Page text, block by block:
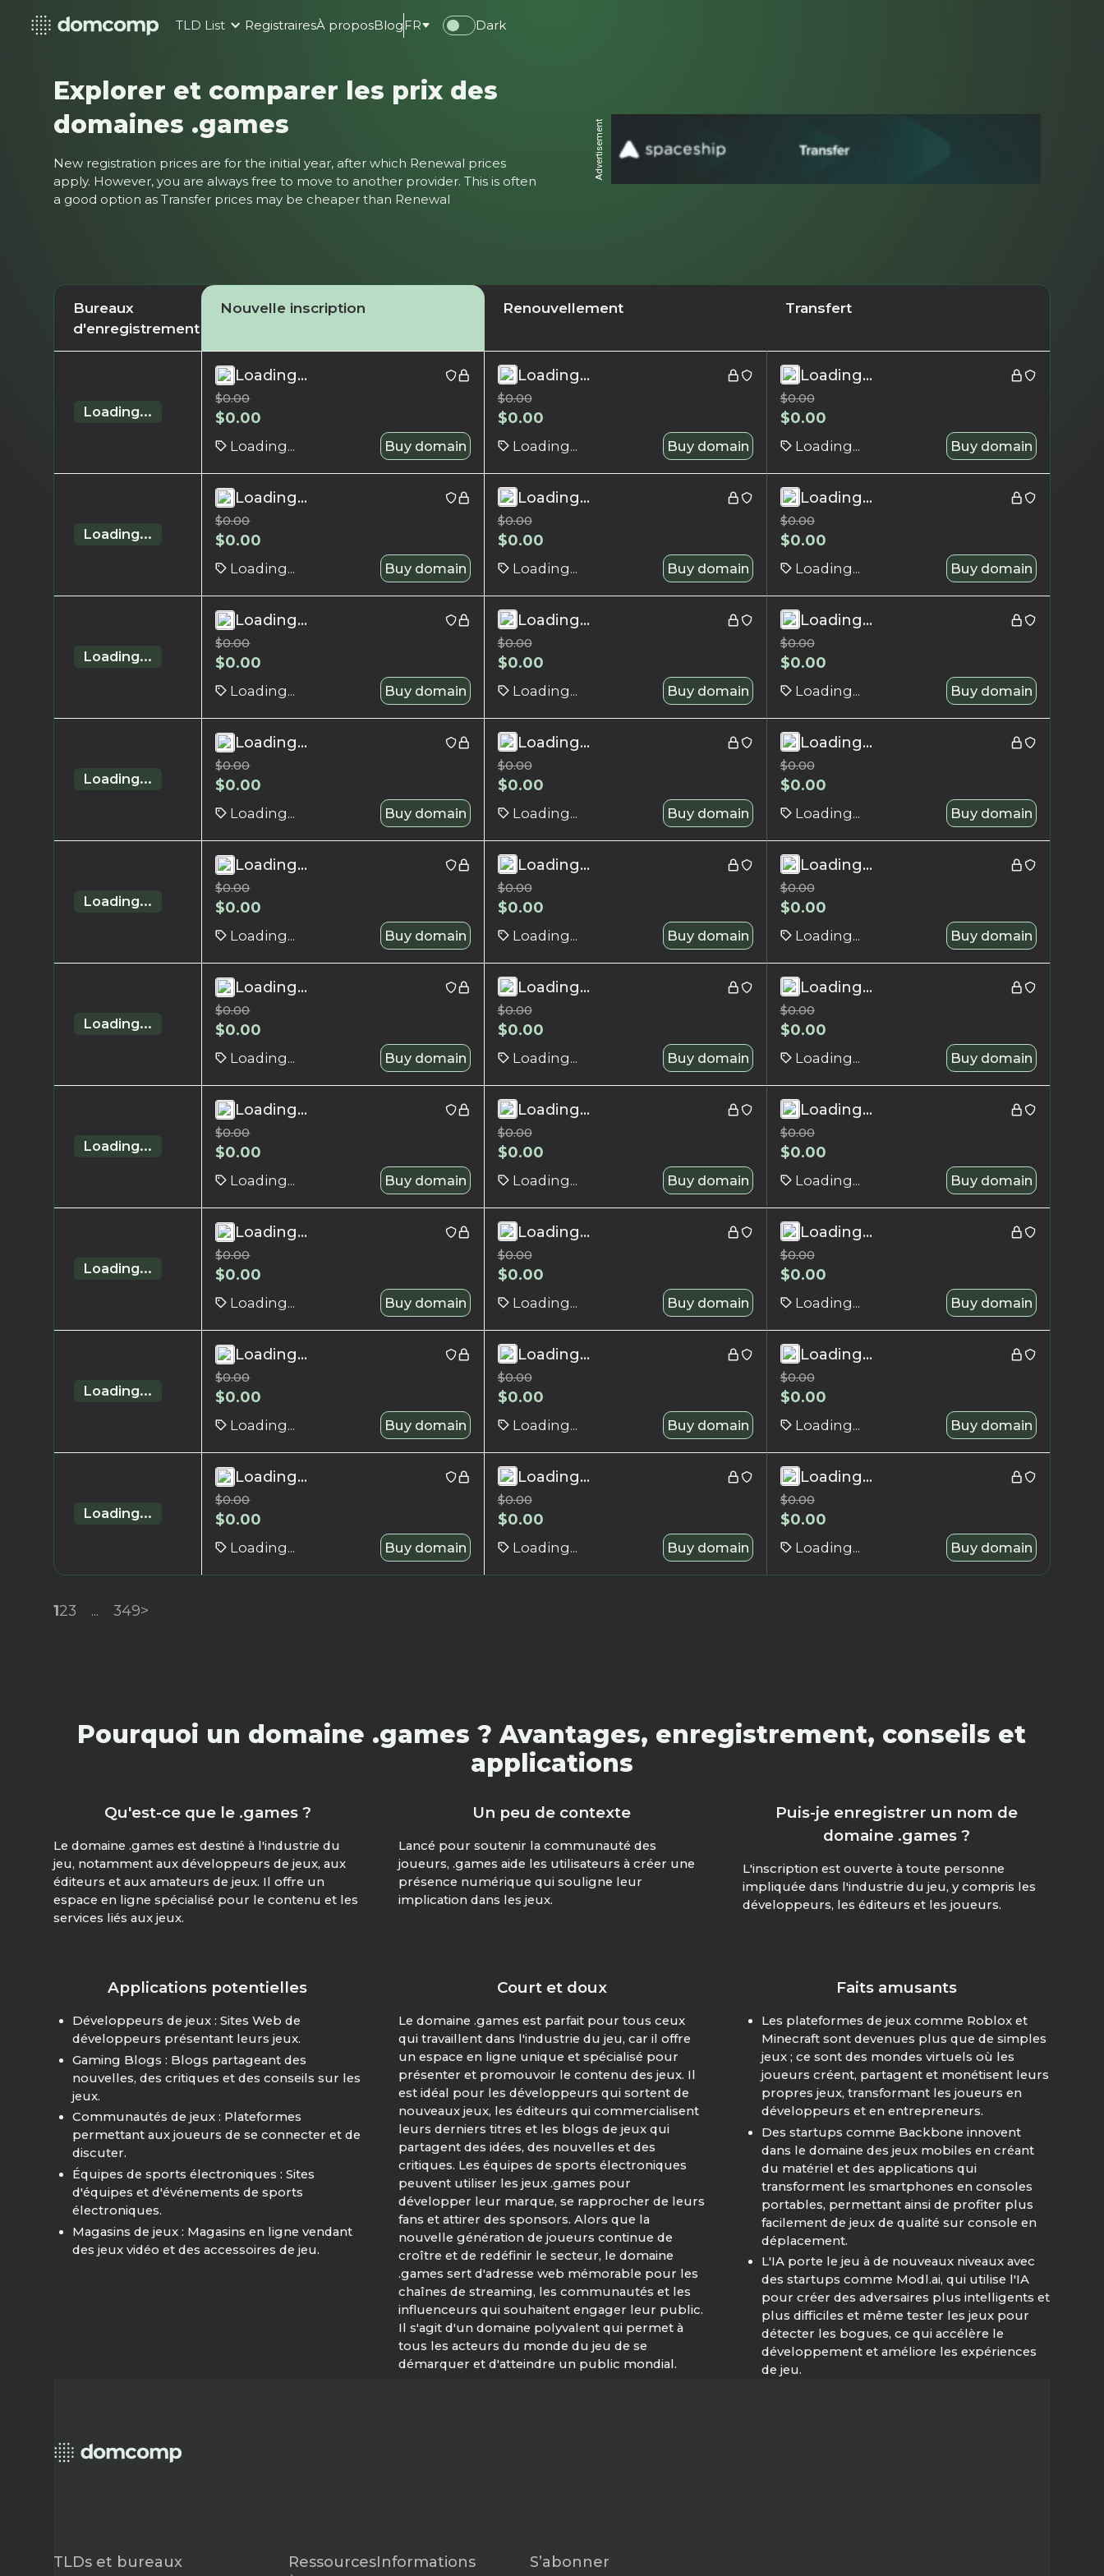
TLD List RegistrairesÀ proposBlog FR Dark
Explorer et comparer les prix des
domaines .games
New registration prices are for the initial year, after which Renewal prices
apply. However, you are always free to move to another provider. This is often
a good option as Transfer prices may be cheaper than Renewal
Advertisement
Bureaux
d'enregistrement
Nouvelle inscription Renouvellement Transfert
Loading...
Loading...
$0.00
$0.00
Loading... Buy domain
Loading...
$0.00
$0.00
Loading... Buy domain
Loading...
$0.00
$0.00
Loading... Buy domain
Loading...
Loading...
$0.00
$0.00
Loading... Buy domain
Loading...
$0.00
$0.00
Loading... Buy domain
Loading...
$0.00
$0.00
Loading... Buy domain
Loading...
Loading...
$0.00
$0.00
Loading... Buy domain
Loading...
$0.00
$0.00
Loading... Buy domain
Loading...
$0.00
$0.00
Loading... Buy domain
Loading...
Loading...
$0.00
$0.00
Loading... Buy domain
Loading...
$0.00
$0.00
Loading... Buy domain
Loading...
$0.00
$0.00
Loading... Buy domain
Loading...
Loading...
$0.00
$0.00
Loading... Buy domain
Loading...
$0.00
$0.00
Loading... Buy domain
Loading...
$0.00
$0.00
Loading... Buy domain
Loading...
Loading...
$0.00
$0.00
Loading... Buy domain
Loading...
$0.00
$0.00
Loading... Buy domain
Loading...
$0.00
$0.00
Loading... Buy domain
Loading...
Loading...
$0.00
$0.00
Loading... Buy domain
Loading...
$0.00
$0.00
Loading... Buy domain
Loading...
$0.00
$0.00
Loading... Buy domain
Loading...
Loading...
$0.00
$0.00
Loading... Buy domain
Loading...
$0.00
$0.00
Loading... Buy domain
Loading...
$0.00
$0.00
Loading... Buy domain
Loading...
Loading...
$0.00
$0.00
Loading... Buy domain
Loading...
$0.00
$0.00
Loading... Buy domain
Loading...
$0.00
$0.00
Loading... Buy domain
Loading...
Loading...
$0.00
$0.00
Loading... Buy domain
Loading...
$0.00
$0.00
Loading... Buy domain
Loading...
$0.00
$0.00
Loading... Buy domain
123 ... 349>
Pourquoi un domaine .games ? Avantages, enregistrement, conseils et
applications
Qu'est-ce que le .games ?
Le domaine .games est destiné à l'industrie du
jeu, notamment aux développeurs de jeux, aux
éditeurs et aux amateurs de jeux. Il offre un
espace en ligne spécialisé pour le contenu et les
services liés aux jeux.
Un peu de contexte
Lancé pour soutenir la communauté des
joueurs, .games aide les utilisateurs à créer une
présence numérique qui souligne leur
implication dans les jeux.
Puis-je enregistrer un nom de
domaine .games ?
L'inscription est ouverte à toute personne
impliquée dans l'industrie du jeu, y compris les
développeurs, les éditeurs et les joueurs.
Applications potentielles
Développeurs de jeux : Sites Web de
développeurs présentant leurs jeux.
Gaming Blogs : Blogs partageant des
nouvelles, des critiques et des conseils sur les
jeux.
Communautés de jeux : Plateformes
permettant aux joueurs de se connecter et de
discuter.
Équipes de sports électroniques : Sites
d'équipes et d'événements de sports
électroniques.
Magasins de jeux : Magasins en ligne vendant
des jeux vidéo et des accessoires de jeu.
Court et doux
Le domaine .games est parfait pour tous ceux
qui travaillent dans l'industrie du jeu, car il offre
un espace en ligne unique et spécialisé pour
présenter et promouvoir le contenu des jeux. Il
est idéal pour les développeurs qui sortent de
nouveaux jeux, les éditeurs qui commercialisent
leurs derniers titres et les blogs de jeux qui
partagent des idées, des nouvelles et des
critiques. Les équipes de sports électroniques
peuvent utiliser les jeux .games pour
développer leur marque, se rapprocher de leurs
fans et attirer des sponsors. Alors que la
nouvelle génération de joueurs continue de
croître et de redéfinir le secteur, le domaine
.games sert d'adresse web mémorable pour les
chaînes de streaming, les communautés et les
influenceurs qui souhaitent engager leur public.
Il s'agit d'un domaine polyvalent qui permet à
tous les acteurs du monde du jeu de se
démarquer et d'atteindre un public mondial.
Faits amusants
Les plateformes de jeux comme Roblox et
Minecraft sont devenues plus que de simples
jeux ; ce sont des mondes virtuels où les
joueurs créent, partagent et monétisent leurs
propres jeux, transformant les joueurs en
développeurs et en entrepreneurs.
Des startups comme Backbone innovent
dans le domaine des jeux mobiles en créant
du matériel et des applications qui
transforment les smartphones en consoles
portables, permettant ainsi de profiter plus
facilement de jeux de qualité sur console en
déplacement.
L'IA porte le jeu à de nouveaux niveaux avec
des startups comme Modl.ai, qui utilise l'IA
pour créer des adversaires plus intelligents et
plus difficiles et même tester les jeux pour
détecter les bogues, ce qui accélère le
développement et améliore les expériences
de jeu.
TLDs et bureaux
RessourcesInformations S’abonner